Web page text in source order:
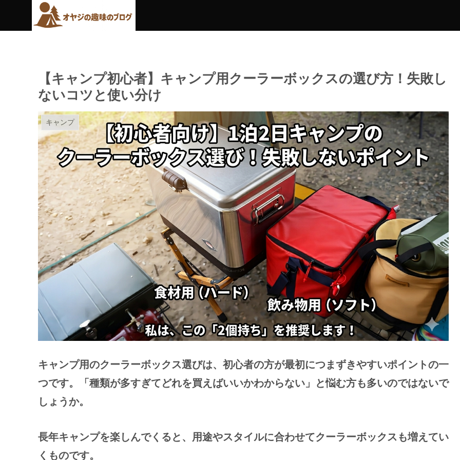
【キャンプ初心者】キャンプ用クーラーボックスの選び方！失敗し
ないコツと使い分け
キャンプ
キャンプ用のクーラーボックス選びは、初心者の方が最初につまずきやすいポイントの一
つです。「種類が多すぎてどれを買えばいいかわからない」と悩む方も多いのではないで
しょうか。
長年キャンプを楽しんでくると、用途やスタイルに合わせてクーラーボックスも増えてい
くものです。